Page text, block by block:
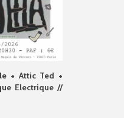
+ Attic Ted +
Electrique //